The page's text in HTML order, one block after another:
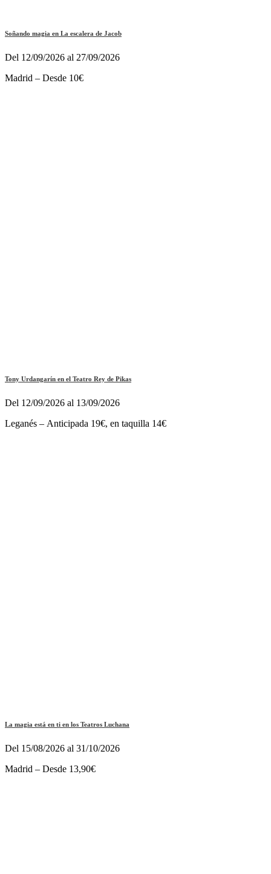
Soñando magia en La escalera de Jacob
Del 12/09/2026 al 27/09/2026
Madrid – Desde 10€
Tony Urdangarín en el Teatro Rey de Pikas
Del 12/09/2026 al 13/09/2026
Leganés – Anticipada 19€, en taquilla 14€
La magia está en ti en los Teatros Luchana
Del 15/08/2026 al 31/10/2026
Madrid – Desde 13,90€